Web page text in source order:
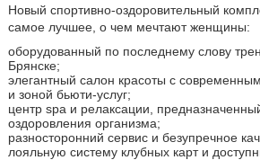
Новый спортивно-оздоровительный
самое лучшее, о чем мечтают женщины:
оборудованный по последнему слову
Брянске;
элегантный салон красоты с
и зоной бьюти-услуг;
центр spa и релаксации,
оздоровления организма;
разносторонний сервис и безупречное
лояльную систему клубных карт и